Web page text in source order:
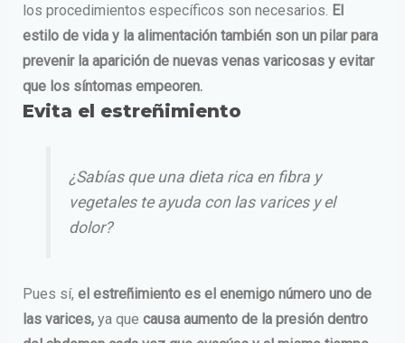
los procedimientos específicos son necesarios. El
estilo de vida y la alimentación también son un pilar para
prevenir la aparición de nuevas venas varicosas y evitar
que los síntomas empeoren.
Evita el estreñimiento
¿Sabías que una dieta rica en fibra y
vegetales te ayuda con las varices y el
dolor?
Pues sí, el estreñimiento es el enemigo número uno de
las varices,ya que causa aumento de la presión dentro